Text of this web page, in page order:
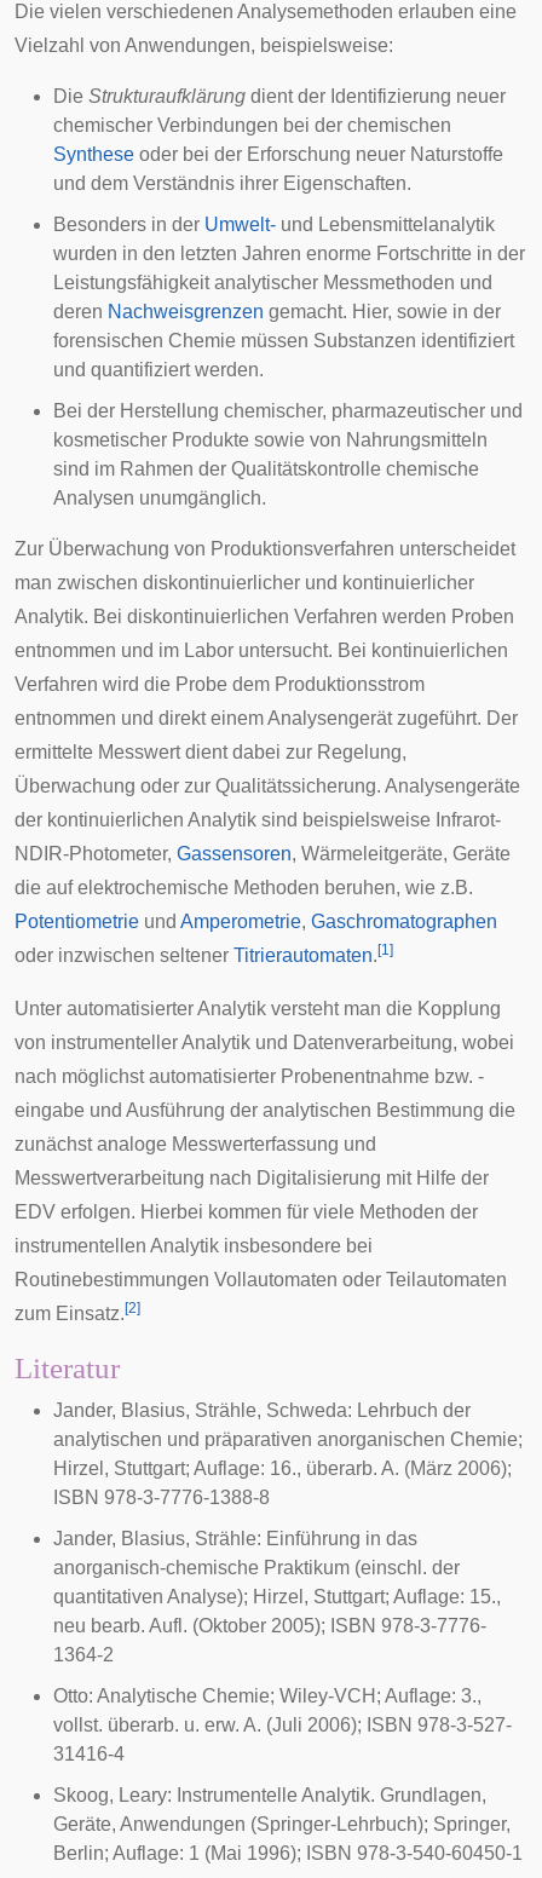
Die vielen verschiedenen Analysemethoden erlauben eine
Vielzahl von Anwendungen, beispielsweise:
Die Strukturaufklärung dient der Identifizierung neuer
chemischer Verbindungen bei der chemischen
Synthese oder bei der Erforschung neuer Naturstoffe
und dem Verständnis ihrer Eigenschaften.
Besonders in der Umwelt- und Lebensmittelanalytik
wurden in den letzten Jahren enorme Fortschritte in der
Leistungsfähigkeit analytischer Messmethoden und
deren Nachweisgrenzen gemacht. Hier, sowie in der
forensischen Chemie müssen Substanzen identifiziert
und quantifiziert werden.
Bei der Herstellung chemischer, pharmazeutischer und
kosmetischer Produkte sowie von Nahrungsmitteln
sind im Rahmen der Qualitätskontrolle chemische
Analysen unumgänglich.
Zur Überwachung von Produktionsverfahren unterscheidet
man zwischen diskontinuierlicher und kontinuierlicher
Analytik. Bei diskontinuierlichen Verfahren werden Proben
entnommen und im Labor untersucht. Bei kontinuierlichen
Verfahren wird die Probe dem Produktionsstrom
entnommen und direkt einem Analysengerät zugeführt. Der
ermittelte Messwert dient dabei zur Regelung,
Überwachung oder zur Qualitätssicherung. Analysengeräte
der kontinuierlichen Analytik sind beispielsweise Infrarot-
NDIR-Photometer, Gassensoren, Wärmeleitgeräte, Geräte
die auf elektrochemische Methoden beruhen, wie z.B.
Potentiometrie und Amperometrie, Gaschromatographen
oder inzwischen seltener Titrierautomaten. [1]
Unter automatisierterAnalytik versteht man die Kopplung
von instrumenteller Analytik und Datenverarbeitung, wobei
nach möglichst automatisierter Probenentnahme bzw. -
eingabe und Ausführung der analytischen Bestimmung die
zunächst analoge Messwerterfassung und
Messwertverarbeitung nach Digitalisierung mit Hilfe der
EDV erfolgen. Hierbei kommen für viele Methoden der
instrumentellen Analytik insbesondere bei
Routinebestimmungen Vollautomaten oder Teilautomaten
zum Einsatz. [2]
Literatur
Jander, Blasius, Strähle, Schweda: Lehrbuch der
analytischen und präparativen anorganischen Chemie;
Hirzel, Stuttgart; Auflage: 16., überarb. A. (März 2006);
ISBN 978-3-7776-1388-8
Jander, Blasius, Strähle: Einführung in das
anorganisch-chemische Praktikum (einschl. der
quantitativen Analyse); Hirzel, Stuttgart; Auflage: 15.,
neu bearb. Aufl. (Oktober 2005); ISBN 978-3-7776-
1364-2
Otto: Analytische Chemie; Wiley-VCH; Auflage: 3.,
vollst. überarb. u. erw. A. (Juli 2006); ISBN 978-3-527-
31416-4
Skoog, Leary: Instrumentelle Analytik. Grundlagen,
Geräte, Anwendungen (Springer-Lehrbuch); Springer,
Berlin; Auflage: 1 (Mai 1996); ISBN 978-3-540-60450-1